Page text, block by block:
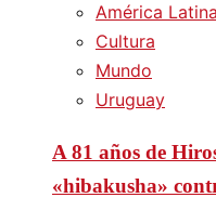
América Latina
Cultura
Mundo
Uruguay
A 81 años de
«hibakusha»